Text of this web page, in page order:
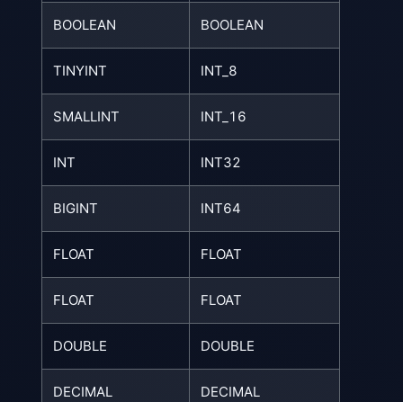
BOOLEAN BOOLEAN
TINYINT INT_8
SMALLINT INT_16
INT INT32
BIGINT INT64
FLOAT FLOAT
FLOAT FLOAT
DOUBLE DOUBLE
DECIMAL DECIMAL